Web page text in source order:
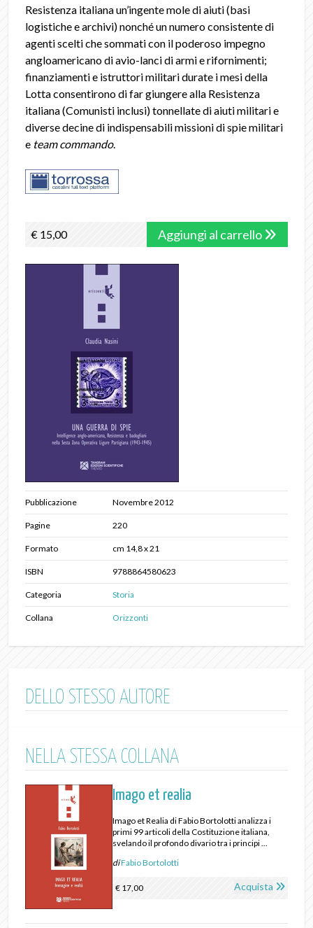
Resistenza italiana un’ingente mole di aiuti (basi
logistiche e archivi) nonché un numero consistente di
agenti scelti che sommati con il poderoso impegno
angloamericano di avio-lanci di armi e rifornimenti;
finanziamenti e istruttori militari durate i mesi della
Lotta consentirono di far giungere alla Resistenza
italiana (Comunisti inclusi) tonnellate di aiuti militari e
diverse decine di indispensabili missioni di spie militari
e team commando.
€ 15,00 Aggiungi al carrello
Pubblicazione Novembre 2012
Pagine 220
Formato cm 14,8 x 21
ISBN 9788864580623
Categoria Storia
Collana Orizzonti
DELLO STESSO AUTORE
NELLA STESSA COLLANA
Imago et realia
Imago et Realia di Fabio Bortolotti analizza i
primi 99 articoli della Costituzione italiana,
svelando il profondo divario tra i principi ...
diFabio Bortolotti
€ 17,00 Acquista